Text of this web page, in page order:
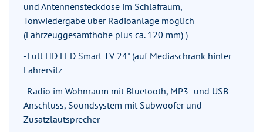
und Antennensteckdose im Schlafraum,
Tonwiedergabe über Radioanlage möglich
(Fahrzeuggesamthöhe plus ca. 120 mm) )
-Full HD LED Smart TV 24" (auf Mediaschrank hinter
Fahrersitz
-Radio im Wohnraum mit Bluetooth, MP3- und USB-
Anschluss, Soundsystem mit Subwoofer und
Zusatzlautsprecher